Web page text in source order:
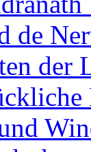
de
der